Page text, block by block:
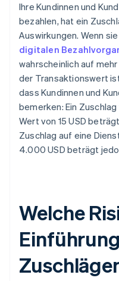
Ihre Kundinnen und
bezahlen, hat ein
Auswirkungen. Wenn
digitalen
wahrscheinlich auf
der Transaktionswert
dass Kundinnen und
bemerken: Ein
Wert von 15 USD
Zuschlag auf eine
4.000 USD beträgt
Welche